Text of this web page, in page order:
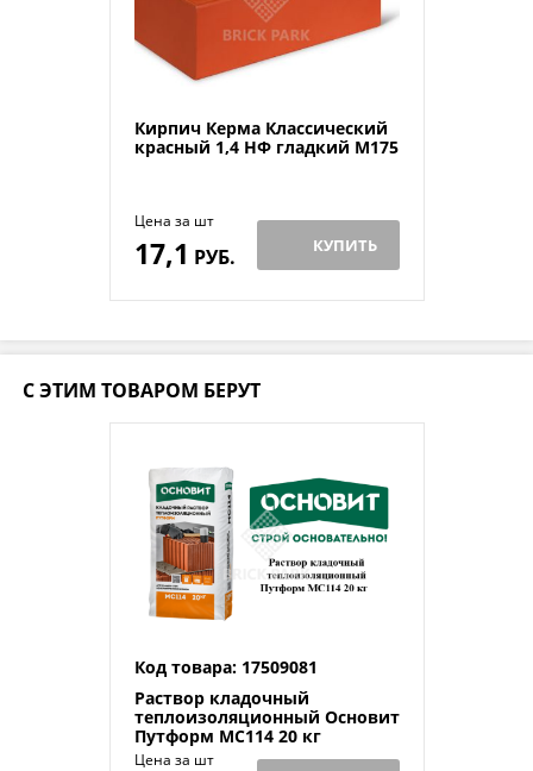
Кирпич Керма Классический
красный 1,4 НФ гладкий М175
Цена за шт
17,1 РУБ. КУПИТЬ
С ЭТИМ ТОВАРОМ БЕРУТ
Код товара: 17509081
Раствор кладочный
теплоизоляционный Основит
Путформ МС114 20 кг
Цена за шт